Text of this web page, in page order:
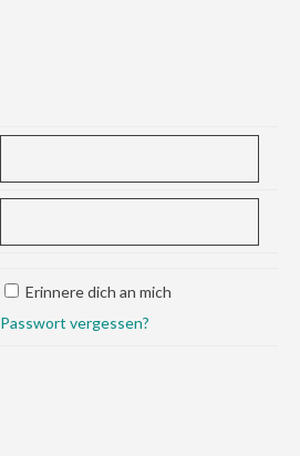
Erinnere dich an mich
Passwort vergessen?